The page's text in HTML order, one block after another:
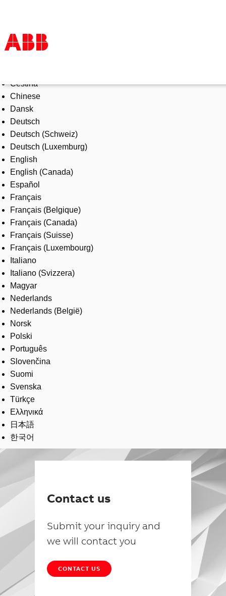
Products & Solutions
Industries
Services
About us
Where to buy
Contact us
Careers
Čeština
Chinese
Dansk
Deutsch
Deutsch (Schweiz)
Deutsch (Luxemburg)
English
English (Canada)
Español
Français
Français (Belgique)
Français (Canada)
Français (Suisse)
Français (Luxembourg)
Italiano
Italiano (Svizzera)
Magyar
Nederlands
Nederlands (België)
Norsk
Polski
Português
Slovenčina
Suomi
Svenska
Türkçe
Ελληνικά
日本語
한국어
Contact us
Submit your inquiry and
we will contact you
CONTACT US